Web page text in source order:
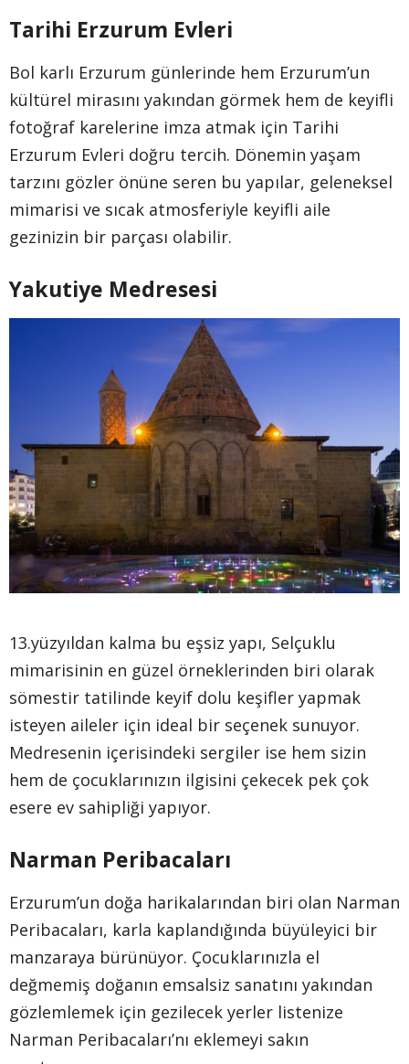
Tarihi Erzurum Evleri
Bol karlı Erzurum günlerinde hem Erzurum’un
kültürel mirasını yakından görmek hem de keyifli
fotoğraf karelerine imza atmak için Tarihi
Erzurum Evleri doğru tercih. Dönemin yaşam
tarzını gözler önüne seren bu yapılar, geleneksel
mimarisi ve sıcak atmosferiyle keyifli aile
gezinizin bir parçası olabilir.
Yakutiye Medresesi
13.yüzyıldan kalma bu eşsiz yapı, Selçuklu
mimarisinin en güzel örneklerinden biri olarak
sömestir tatilinde keyif dolu keşifler yapmak
isteyen aileler için ideal bir seçenek sunuyor.
Medresenin içerisindeki sergiler ise hem sizin
hem de çocuklarınızın ilgisini çekecek pek çok
esere ev sahipliği yapıyor.
Narman Peribacaları
Erzurum’un doğa harikalarından biri olan Narman
Peribacaları, karla kaplandığında büyüleyici bir
manzaraya bürünüyor. Çocuklarınızla el
değmemiş doğanın emsalsiz sanatını yakından
gözlemlemek için gezilecek yerler listenize
Narman Peribacaları’nı eklemeyi sakın